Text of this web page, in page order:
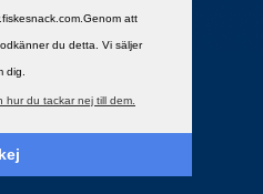
att
du detta. Vi säljer
dig.
hur du tackar nej till dem.